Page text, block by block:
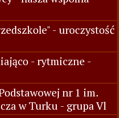
- uroczystość
- rytmiczne -
nr 1 im.
w Turku - grupa Vl